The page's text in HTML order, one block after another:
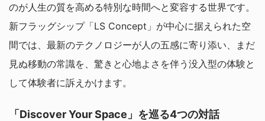
のが人生の質を高める特別な時間へと変容する世界です。
新フラッグシップ「LS Concept」が中心に据えられた空
間では、最新のテクノロジーが人の五感に寄り添い、まだ
見ぬ移動の常識を、驚きと心地よさを伴う没入型の体験と
して体験者に訴えかけます。
「Discover Your Space」を巡る4つの対話